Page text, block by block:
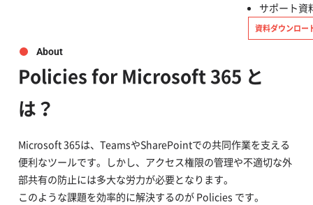
サポート資
資料ダウンロー
About
Policies for Microsoft 365 と
は？
Microsoft 365は、TeamsやSharePointでの共同作業を支える
便利なツールです。しかし、アクセス権限の管理や不適切な外
部共有の防止には多大な労力が必要となります。
このような課題を効率的に解決するのが Policies です。